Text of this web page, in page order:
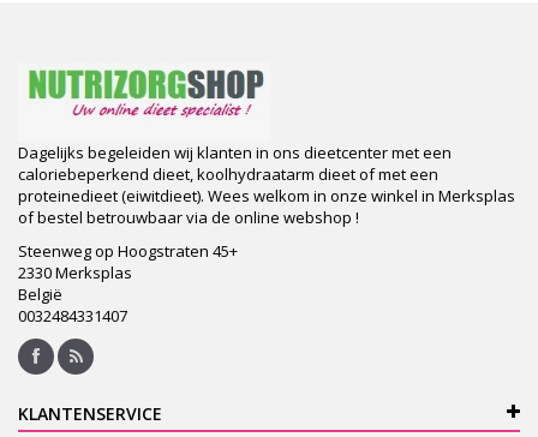
Dagelijks begeleiden wij klanten in ons dieetcenter met een
caloriebeperkend dieet, koolhydraatarm dieet of met een
proteinedieet (eiwitdieet). Wees welkom in onze winkel in Merksplas
of bestel betrouwbaar via de online webshop !
Steenweg op Hoogstraten 45+
2330 Merksplas
België
0032484331407
KLANTENSERVICE